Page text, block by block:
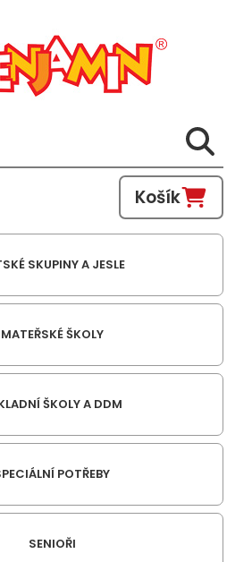
Košík
SKUPINY A JESLE
MATEŘSKÉ ŠKOLY
ŠKOLY A DDM
POTŘEBY
SENIOŘI